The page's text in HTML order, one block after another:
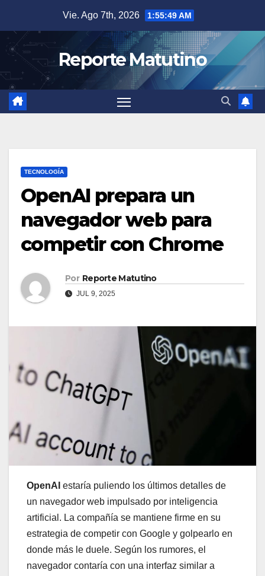
contenido
Vie. Ago 7th, 2026 1:55:50 AM
Reporte Matutino
TECNOLOGÍA
OpenAI prepara un
navegador web para
competir con Chrome
Por Reporte Matutino
JUL 9, 2025
OpenAI estaría puliendo los últimos detalles de
un navegador web impulsado por inteligencia
artificial. La compañía se mantiene firme en su
estrategia de competir con Google y golpearlo en
donde más le duele. Según los rumores, el
navegador contaría con una interfaz similar a